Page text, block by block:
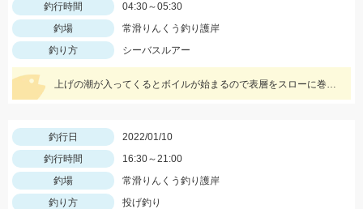
釣行時間
04:30～05:30
釣場
常滑りんくう釣り護岸
釣り方
シーバスルアー
上げの潮が入ってくるとボイルが始まるので表層をスローに巻いてくるとヒットしました‼
釣行日
2022/01/10
釣行時間
16:30～21:00
釣場
常滑りんくう釣り護岸
釣り方
投げ釣り